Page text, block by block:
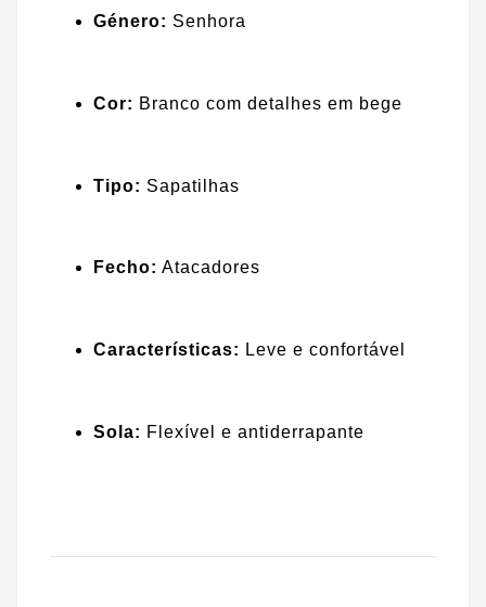
Género: Senhora
Cor: Branco com detalhes em bege
Tipo: Sapatilhas
Fecho: Atacadores
Características: Leve e confortável
Sola: Flexível e antiderrapante